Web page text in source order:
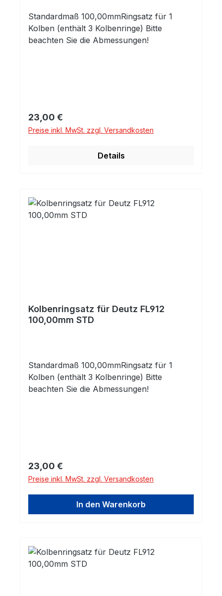
Standardmaß 100,00mmRingsatz für 1
Kolben (enthält 3 Kolbenringe) Bitte
beachten Sie die Abmessungen!
Regulärer Preis:
23,00 €
Preise inkl. MwSt. zzgl. Versandkosten
Details
Kolbenringsatz für Deutz FL912
100,00mm STD
Standardmaß 100,00mmRingsatz für 1
Kolben (enthält 3 Kolbenringe) Bitte
beachten Sie die Abmessungen!
Regulärer Preis:
23,00 €
Preise inkl. MwSt. zzgl. Versandkosten
In den Warenkorb